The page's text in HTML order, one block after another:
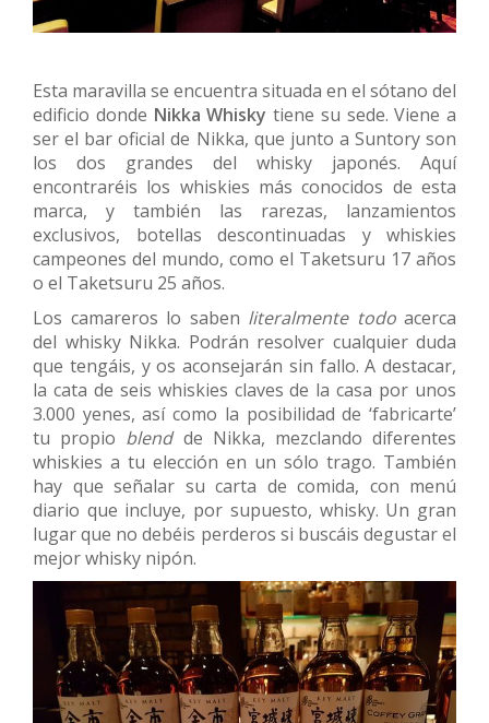
Esta maravilla se encuentra situada en el sótano del
edificio donde Nikka Whisky tiene su sede. Viene a
ser el bar oficial de Nikka, que junto a Suntory son
los dos grandes del whisky japonés. Aquí
encontraréis los whiskies más conocidos de esta
marca, y también las rarezas, lanzamientos
exclusivos, botellas descontinuadas y whiskies
campeones del mundo, como el Taketsuru 17 años
o el Taketsuru 25 años.
Los camareros lo saben literalmente todo acerca
del whisky Nikka. Podrán resolver cualquier duda
que tengáis, y os aconsejarán sin fallo. A destacar,
la cata de seis whiskies claves de la casa por unos
3.000 yenes, así como la posibilidad de ‘fabricarte’
tu propio blend de Nikka, mezclando diferentes
whiskies a tu elección en un sólo trago. También
hay que señalar su carta de comida, con menú
diario que incluye, por supuesto, whisky. Un gran
lugar que no debéis perderos si buscáis degustar el
mejor whisky nipón.